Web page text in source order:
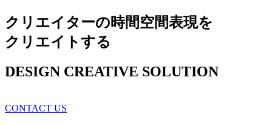
クリエイターの時間空間表現を
クリエイトする
DESIGN CREATIVE SOLUTION
CONTACT US